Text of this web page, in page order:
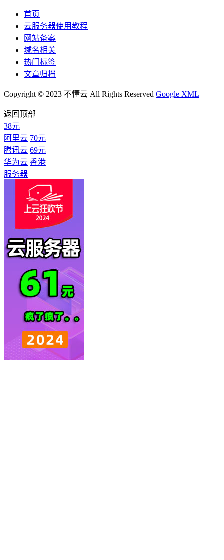
首页
云服务器使用教程
网站备案
域名相关
热门标签
文章归档
Copyright © 2023 不懂云 All Rights Reserved Google XML
返回顶部
38元
阿里云 70元
腾讯云 69元
华为云 香港
服务器